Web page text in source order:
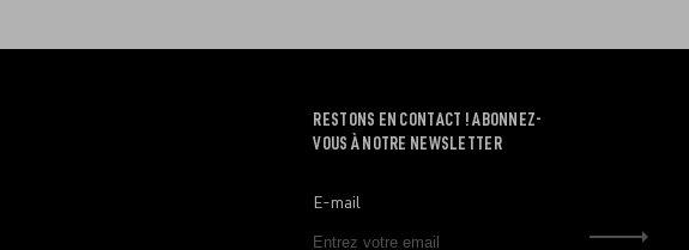
RESTONS EN CONTACT ! ABONNEZ-
VOUS À NOTRE NEWSLETTER
E-mail